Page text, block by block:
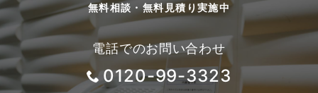
無料相談・無料見積り実施中
電話でのお問い合わせ
0120-99-3323